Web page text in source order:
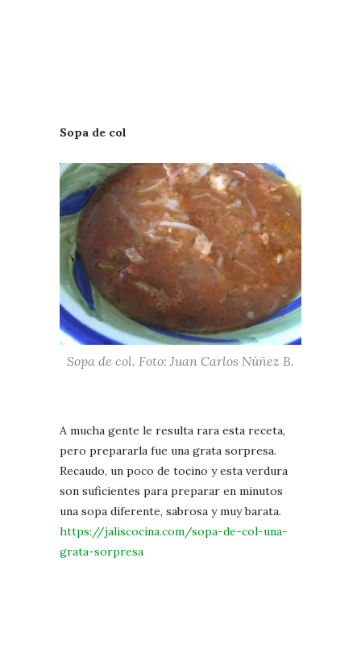
Sopa de col
Sopa de col. Foto: Juan Carlos Núñez B.
A mucha gente le resulta rara esta receta,
pero prepararla fue una grata sorpresa.
Recaudo, un poco de tocino y esta verdura
son suficientes para preparar en minutos
una sopa diferente, sabrosa y muy barata.
https://jaliscocina.com/sopa-de-col-una-
grata-sorpresa